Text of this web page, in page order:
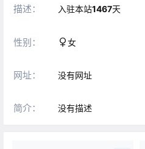
描述： 入驻本站1467天
性别： 女
网址： 没有网址
简介： 没有描述